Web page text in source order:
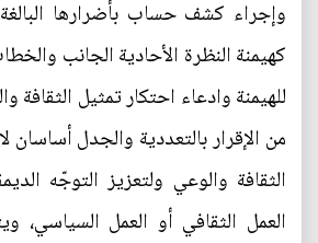
وإجراء كشف حساب بأضرارها البالغة
كهيمنة النظرة الأحادية الجانب
للهيمنة وادعاء احتكار تمثيل الثقافة
من الإقرار بالتعددية والجدل أساسان
الثقافة والوعي ولتعزيز التوجّه
العمل الثقافي أو العمل السياسي،